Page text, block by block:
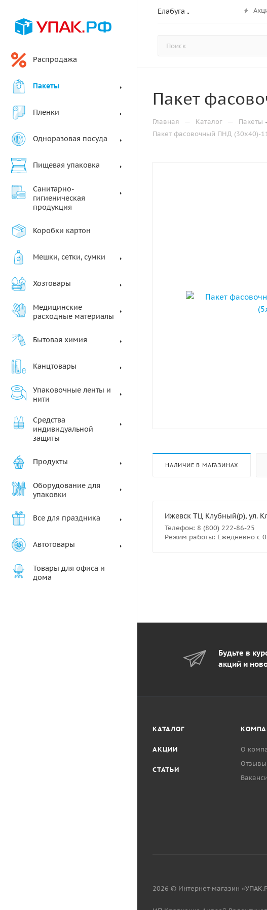
Елабуга
Распродажа
Пакеты
Пленки
Одноразовая посуда
Пищевая упаковка
Санитарно-
гигиеническая
продукция
Коробки картон
Мешки, сетки, сумки
Хозтовары
Медицинские
расходные материалы
Бытовая химия
Канцтовары
Упаковочные ленты и
нити
Средства
индивидуальной
защиты
Продукты
Оборудование для
упаковки
Все для праздника
Автотовары
Товары для офиса и
дома
Пакет
Главная — Каталог — Пакеты
Пакет фасовочный ПНД (30х40)-
НАЛИЧИЕ В МАГАЗИНАХ
Ижевск ТЦ Клубный(р), ул.
Телефон: 8 (800) 222-86-25
Режим работы: Ежедневно с
Будьте в
акций и
КАТАЛОГ
АКЦИИ
СТАТЬИ
О
Отзывы
2026 © Интернет-магазин